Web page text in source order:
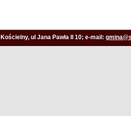
ul Jana Pawła II 10; e-mail: